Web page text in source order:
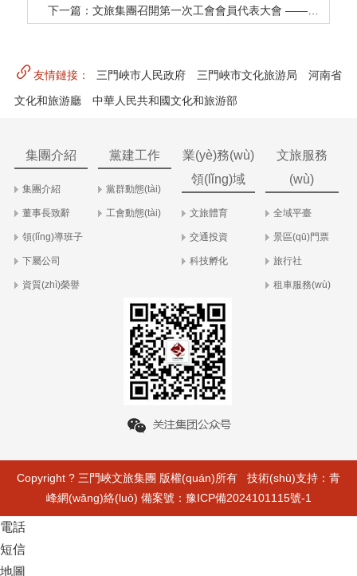
下一篇：文旅集團召開第一次工會會員代表大會 ——選舉產(chǎn)生第一屆工會委員會和工會主席
友情鏈接： 三門峽市人民政府 三門峽市文化旅游局
河南省
文化和旅游廳
中華人民共和國文化和旅游部
集團介紹
集團介紹
董事長致辭
領(lǐng)導班子
下屬公司
資質(zhì)榮譽
黨建工作
黨群動態(tài)
工會動態(tài)
業(yè)務(wù)
領(lǐng)域
文旅體育
交通投資
科技孵化
文旅服務
(wù)
全域平臺
景區(qū)門票
旅行社
租車服務(wù)
Copyright ? 三門峽文旅集團 版權(quán)所有 技術(shù)支持： 青
峰網(wǎng)絡(luò) 備案號： 豫ICP備2024101115號-1
電話
短信
地圖